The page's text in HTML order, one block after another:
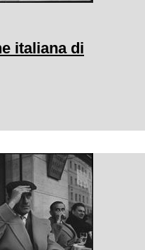
italiana di